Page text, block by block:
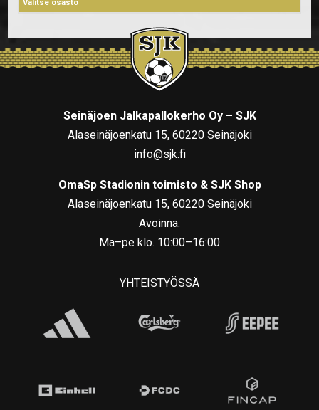
Seinäjoen Jalkapallokerho Oy – SJK
Alaseinäjoenkatu 15, 60220 Seinäjoki
info@sjk.fi
OmaSp Stadionin toimisto & SJK Shop
Alaseinäjoenkatu 15, 60220 Seinäjoki
Avoinna:
Ma–pe klo. 10:00–16:00
YHTEISTYÖSSÄ